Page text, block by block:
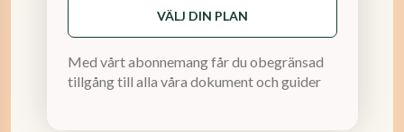
VÄLJ DIN PLAN
Med vårt abonnemang får du obegränsad
tillgång till alla våra dokument och guider